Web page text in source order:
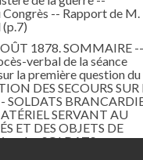
-- Rapport de M.
(p.7)
1878. SOMMAIRE --
verbal de la séance
la première question du
DES SECOURS SUR
SOLDATS
SERVANT AU
ET DES OBJETS DE
des SOLDATS